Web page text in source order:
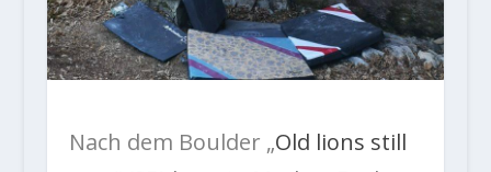
Nach dem Boulder „Old lions still